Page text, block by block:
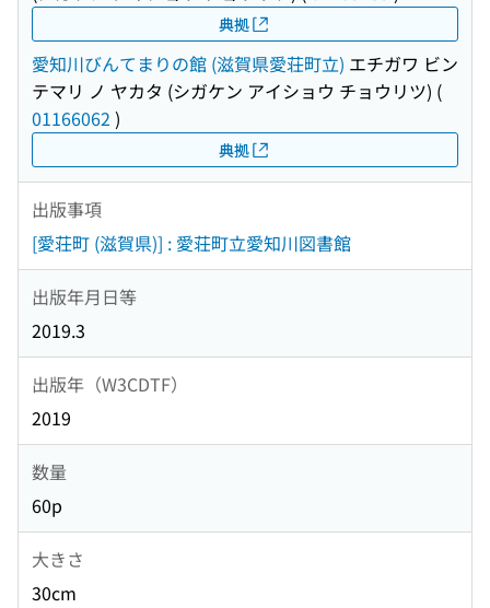
典拠
愛知川びんてまりの館 (滋賀県愛荘町立) エチガワ ビン
テマリ ノ ヤカタ (シガケン アイショウ チョウリツ) (
01166062 )
典拠
出版事項
[愛荘町 (滋賀県)] : 愛荘町立愛知川図書館
出版年月日等
2019.3
出版年（W3CDTF）
2019
数量
60p
大きさ
30cm